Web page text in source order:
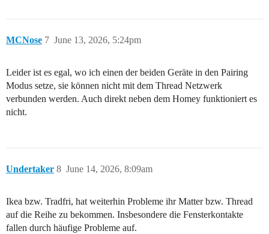
MCNose June 13, 2026, 5:24pm
7
Leider ist es egal, wo ich einen der beiden Geräte in den Pairing
Modus setze, sie können nicht mit dem Thread Netzwerk
verbunden werden. Auch direkt neben dem Homey funktioniert es
nicht.
Undertaker June 14, 2026, 8:09am
8
Ikea bzw. Tradfri, hat weiterhin Probleme ihr Matter bzw. Thread
auf die Reihe zu bekommen. Insbesondere die Fensterkontakte
fallen durch häufige Probleme auf.